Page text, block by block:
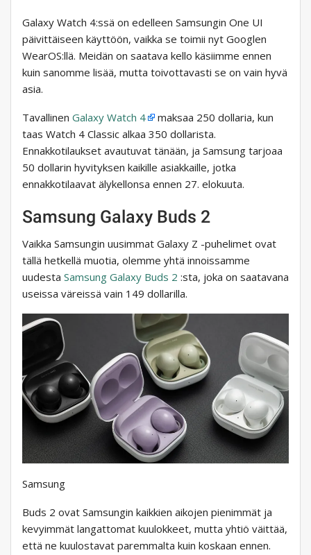
Galaxy Watch 4:ssä on edelleen Samsungin One UI
päivittäiseen käyttöön, vaikka se toimii nyt Googlen
WearOS:llä. Meidän on saatava kello käsiimme ennen
kuin sanomme lisää, mutta toivottavasti se on vain hyvä
asia.
Tavallinen Galaxy Watch 4
maksaa 250 dollaria, kun
taas Watch 4 Classic alkaa 350 dollarista.
Ennakkotilaukset avautuvat tänään, ja Samsung tarjoaa
50 dollarin hyvityksen kaikille asiakkaille, jotka
ennakkotilaavat älykellonsa ennen 27. elokuuta.
Samsung Galaxy Buds 2
Vaikka Samsungin uusimmat Galaxy Z -puhelimet ovat
tällä hetkellä muotia, olemme yhtä innoissamme
uudesta Samsung Galaxy Buds 2 :sta, joka on saatavana
useissa väreissä vain 149 dollarilla.
Samsung
Buds 2 ovat Samsungin kaikkien aikojen pienimmät ja
kevyimmät langattomat kuulokkeet, mutta yhtiö väittää,
että ne kuulostavat paremmalta kuin koskaan ennen.